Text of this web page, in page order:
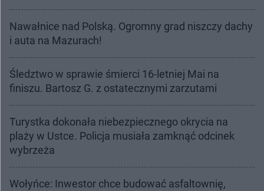
Nawałnice nad Polską. Ogromny grad niszczy dachy
i auta na Mazurach!
Śledztwo w sprawie śmierci 16-letniej Mai na
finiszu. Bartosz G. z ostatecznymi zarzutami
Turystka dokonała niebezpiecznego okrycia na
plaży w Ustce. Policja musiała zamknąć odcinek
wybrzeża
Wołyńce: Inwestor chce budować asfaltownię,